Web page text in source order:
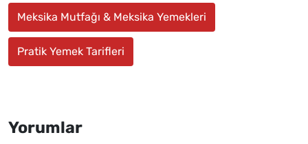
Meksika Mutfağı & Meksika Yemekleri
Pratik Yemek Tarifleri
Yorumlar